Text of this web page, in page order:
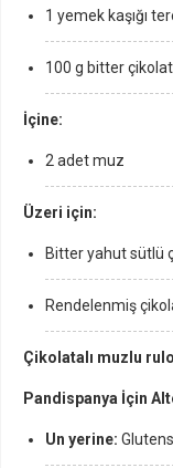
1 yemek kaşığı
100 g bitter
İçine:
2 adet muz
Üzeri için:
Bitter yahut sütlü
Rendelenmiş
Çikolatalı muzlu
Pandispanya İçin
Un yerine: